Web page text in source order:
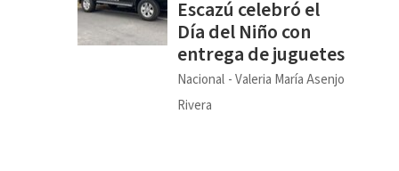
Escazú celebró el
Día del Niño con
entrega de juguetes
Nacional Valeria María Asenjo
Rivera